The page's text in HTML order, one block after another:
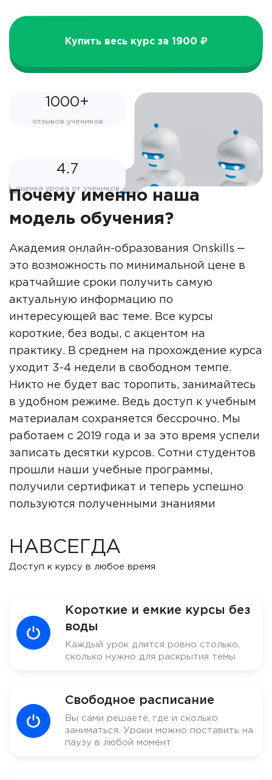
Купить весь курс за 1900 ₽
1000+
отзывов учеников
4.7
оценка урока от учеников
Почему именно наша
модель обучения?
Академия онлайн-образования Onskills ‒
это возможность по минимальной цене в
кратчайшие сроки получить самую
актуальную информацию по
интересующей вас теме. Все курсы
короткие, без воды, с акцентом на
практику. В среднем на прохождение курса
уходит 3-4 недели в свободном темпе.
Никто не будет вас торопить, занимайтесь
в удобном режиме. Ведь доступ к учебным
материалам сохраняется бессрочно. Мы
работаем с 2019 года и за это время успели
записать десятки курсов. Сотни студентов
прошли наши учебные программы,
получили сертификат и теперь успешно
пользуются полученными знаниями
НАВСЕГДА
Доступ к курсу в любое время
Короткие и емкие курсы без
воды
Каждый урок длится ровно столько,
сколько нужно для раскрытия темы
Свободное расписание
Вы сами решаете, где и сколько
заниматься. Уроки можно поставить на
паузу в любой момент